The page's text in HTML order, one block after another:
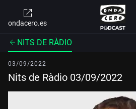
ondacero.es
NITS DE RÀDIO
03/09/2022
Nits de Ràdio 03/09/2022